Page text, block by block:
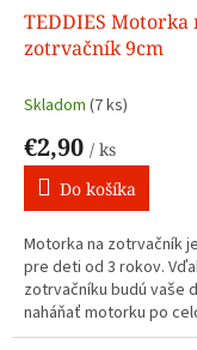
d
u
v
TEDDIES Motorka
zotrvačník 9cm
Skladom (7 ks)
€2,90 / ks
Do košíka
Motorka na zotrvačník
pre deti od 3 rokov.
zotrvačníku budú vaše
naháňať motorku po
dome alebo byte.